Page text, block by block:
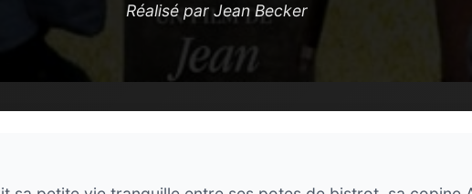
Réalisé par Jean Becker